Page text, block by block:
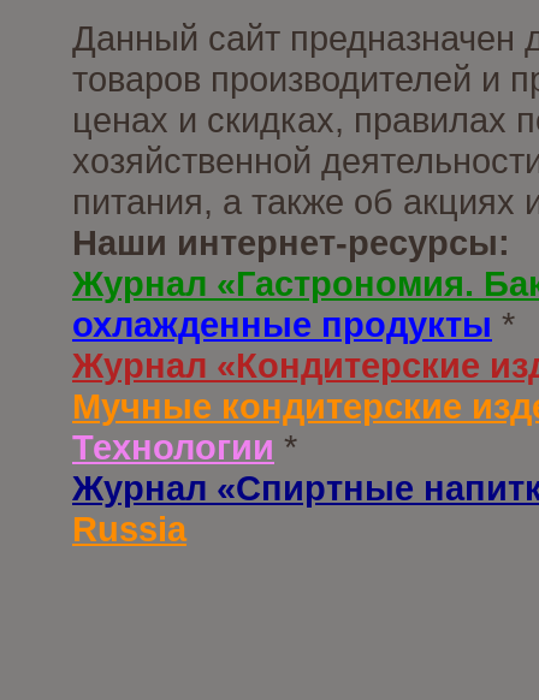
Данный сайт предназначен
товаров производителей и
ценах и скидках, правилах
хозяйственной
питания, а также об
Наши интернет-ресурсы:
Журнал «Гастрономия.
охлажденные продукты *
Журнал «Кондитерские
Мучные кондитерские
Технологии *
Журнал «Спиртные
Russia